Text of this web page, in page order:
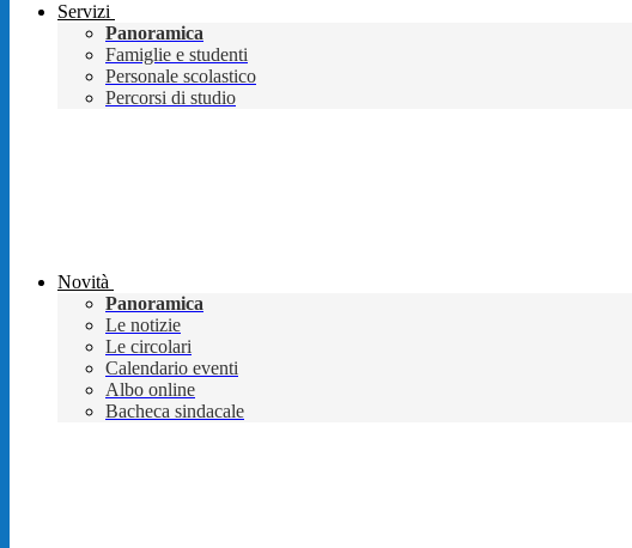
Servizi
Panoramica
Famiglie e studenti
Personale scolastico
Percorsi di studio
Novità
Panoramica
Le notizie
Le circolari
Calendario eventi
Albo online
Bacheca sindacale